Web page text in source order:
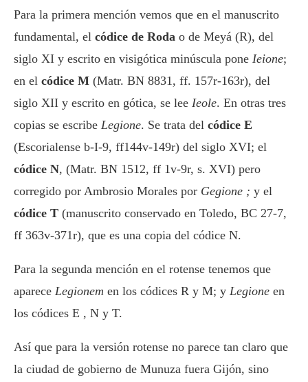
Para la primera mención vemos que en el manuscrito
fundamental, el códice de Roda o de Meyá (R), del
siglo XI y escrito en visigótica minúscula pone Ieione;
en el códice M (Matr. BN 8831, ff. 157r-163r), del
siglo XII y escrito en gótica, se lee Ieole. En otras tres
copias se escribe Legione. Se trata del códice E
(Escorialense b-I-9, ff144v-149r) del siglo XVI; el
códice N, (Matr. BN 1512, ff 1v-9r, s. XVI) pero
corregido por Ambrosio Morales por Gegione ; y el
códice T (manuscrito conservado en Toledo, BC 27-7,
ff 363v-371r), que es una copia del códice N.
Para la segunda mención en el rotense tenemos que
aparece Legionem en los códices R y M; y Legione en
los códices E , N y T.
Así que para la versión rotense no parece tan claro que
la ciudad de gobierno de Munuza fuera Gijón, sino